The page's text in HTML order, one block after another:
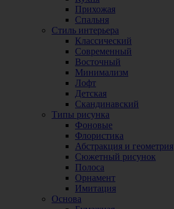
Прихожая
Спальня
Стиль интерьера
Классический
Современный
Восточный
Минимализм
Лофт
Детская
Скандинавский
Типы рисунка
Фоновые
Флористика
Абстракция и геометрия
Сюжетный рисунок
Полоса
Орнамент
Имитация
Основа